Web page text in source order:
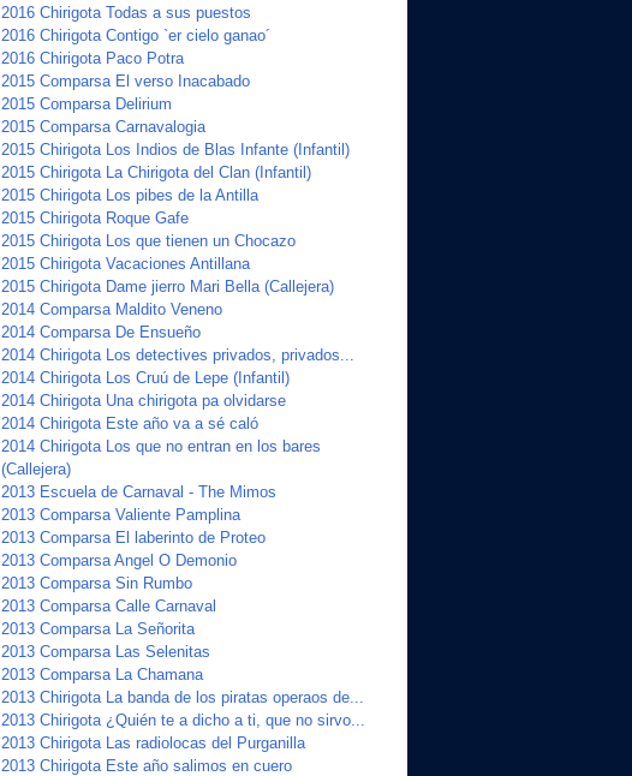
2016 Chirigota Todas a sus puestos
2016 Chirigota Contigo `er cielo ganao´
2016 Chirigota Paco Potra
2015 Comparsa El verso Inacabado
2015 Comparsa Delirium
2015 Comparsa Carnavalogia
2015 Chirigota Los Indios de Blas Infante (Infantil)
2015 Chirigota La Chirigota del Clan (Infantil)
2015 Chirigota Los pibes de la Antilla
2015 Chirigota Roque Gafe
2015 Chirigota Los que tienen un Chocazo
2015 Chirigota Vacaciones Antillana
2015 Chirigota Dame jierro Mari Bella (Callejera)
2014 Comparsa Maldito Veneno
2014 Comparsa De Ensueño
2014 Chirigota Los detectives privados, privados...
2014 Chirigota Los Cruú de Lepe (Infantil)
2014 Chirigota Una chirigota pa olvidarse
2014 Chirigota Este año va a sé caló
2014 Chirigota Los que no entran en los bares
(Callejera)
2013 Escuela de Carnaval - The Mimos
2013 Comparsa Valiente Pamplina
2013 Comparsa El laberinto de Proteo
2013 Comparsa Angel O Demonio
2013 Comparsa Sin Rumbo
2013 Comparsa Calle Carnaval
2013 Comparsa La Señorita
2013 Comparsa Las Selenitas
2013 Comparsa La Chamana
2013 Chirigota La banda de los piratas operaos de...
2013 Chirigota ¿Quién te a dicho a ti, que no sirvo...
2013 Chirigota Las radiolocas del Purganilla
2013 Chirigota Este año salimos en cuero